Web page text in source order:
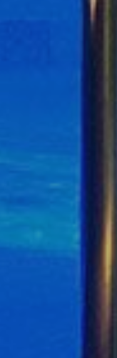
almacenar información
relacionada con el